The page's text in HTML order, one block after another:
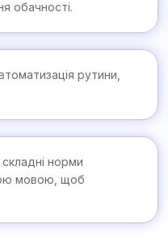
обачності.
рутини,
норми
мовою, щоб